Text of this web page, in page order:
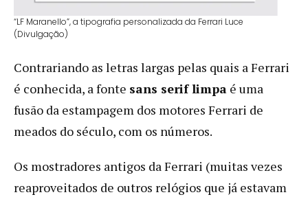
“LF Maranello”, a tipografia personalizada da Ferrari Luce
(Divulgação)
Contrariando as letras largas pelas quais a Ferrari
é conhecida, a fonte sans serif limpa é uma
fusão da estampagem dos motores Ferrari de
meados do século, com os números.
Os mostradores antigos da Ferrari (muitas vezes
reaproveitados de outros relógios que já estavam